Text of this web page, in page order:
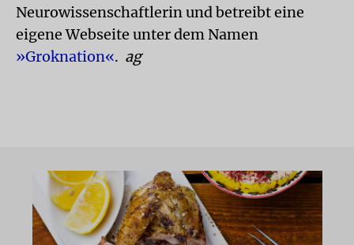
Neurowissenschaftlerin und betreibt eine
eigene Webseite unter dem Namen
»Groknation«. ag